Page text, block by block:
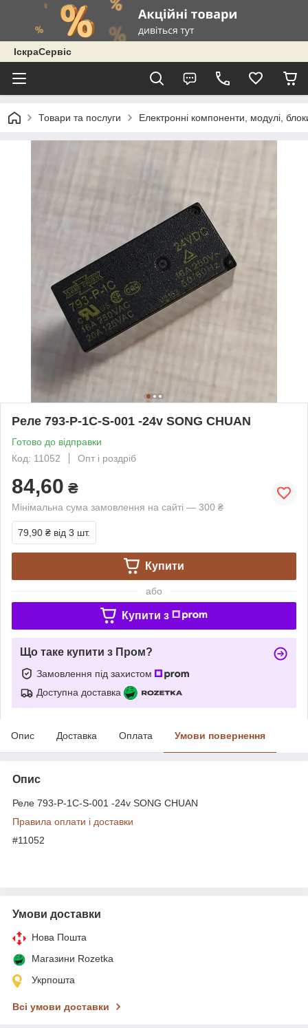
ІскраСервіс
Товари та послуги Електронні компоненти, модулі,
Реле 793-P-1C-S-001 -24v SONG CHUAN
Готово до відправки
Код: 11052
Опт і роздріб
84,60 ₴
Мінімальна сума замовлення на сайті — 300 ₴
79,90 ₴ від 3 шт.
Купити
або
Купити з
Що таке купити з Пром?
Замовлення під захистом
Доступна доставка
Опис Доставка Оплата Умови повернення
Опис
Реле 793-P-1C-S-001 -24v SONG CHUAN
Правила оплати і доставки
#11052
Умови доставки
Нова Пошта
Магазини Rozetka
Укрпошта
Всі умови доставки